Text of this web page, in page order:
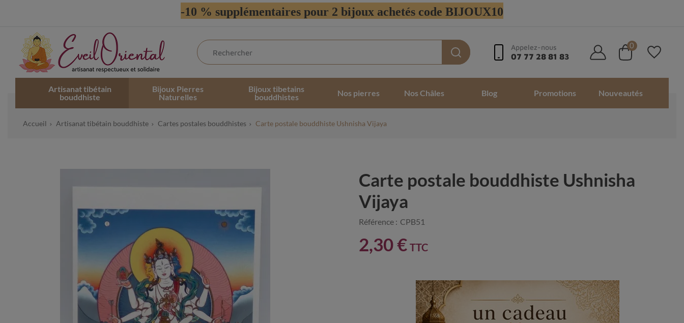
-10 % supplémentaires pour 2 bijoux achetés code BIJOUX10
Appelez-nous
07 77 28 81 83
0
Artisanat tibétain
bouddhiste
Bijoux Pierres
Naturelles
Bijoux tibetains
bouddhistes
Nos pierres Nos Châles Blog Promotions Nouveautés
Accueil Artisanat tibétain bouddhiste Cartes postales bouddhistes Carte postale bouddhiste Ushnisha Vijaya
Carte postale bouddhiste Ushnisha
Vijaya
Référence : CPB51
2,30 € TTC